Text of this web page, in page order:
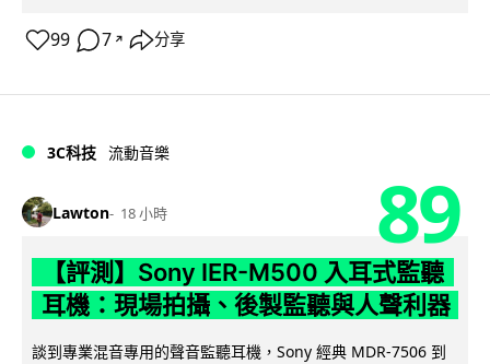
99 7 ↗ 分享
3C科技 流動音樂
Lawton 18 小時 89
【評測】Sony IER-M500 入耳式監聽
耳機：現場拍攝、後製監聽與人聲利器
談到專業混音專用的聲音監聽耳機，Sony 經典 MDR-7506 到